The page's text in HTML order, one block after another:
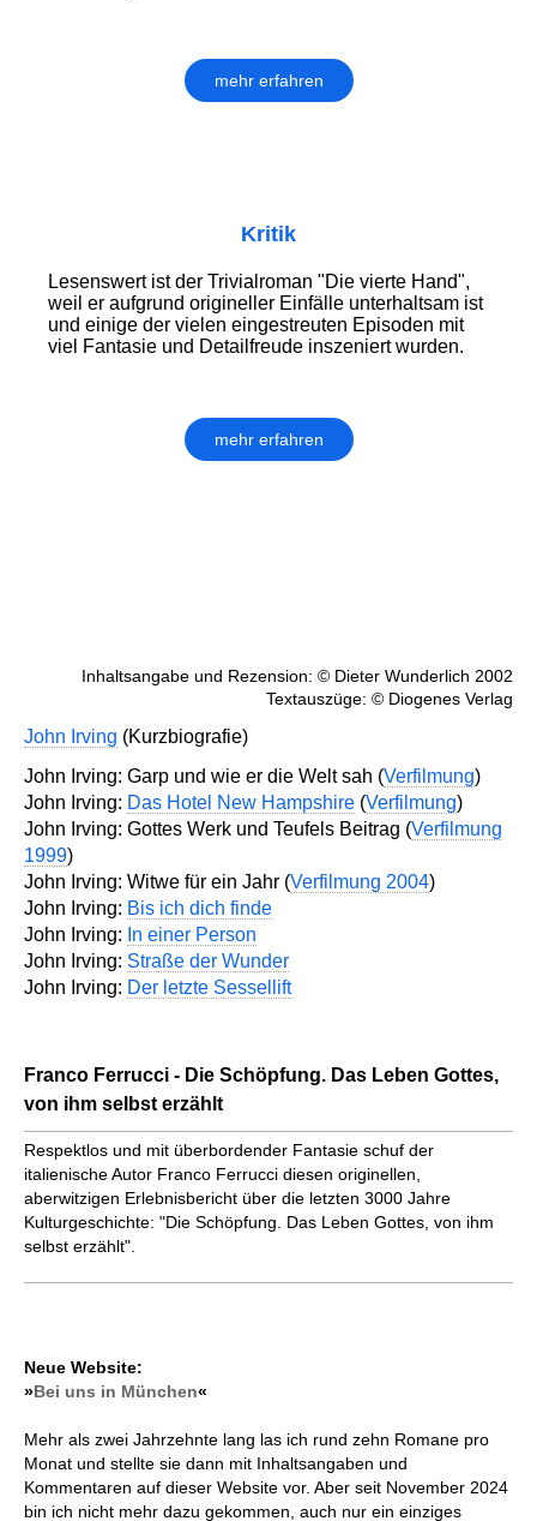
mehr erfahren
Kritik
Lesenswert ist der Trivialroman "Die vierte Hand",
weil er aufgrund origineller Einfälle unterhaltsam ist
und einige der vielen eingestreuten Episoden mit
viel Fantasie und Detailfreude inszeniert wurden.
mehr erfahren
Inhaltsangabe und Rezension: © Dieter Wunderlich 2002
Textauszüge: © Diogenes Verlag
John Irving (Kurzbiografie)
John Irving: Garp und wie er die Welt sah (Verfilmung)
John Irving: Das Hotel New Hampshire (Verfilmung)
John Irving: Gottes Werk und Teufels Beitrag (Verfilmung
1999)
John Irving: Witwe für ein Jahr (Verfilmung 2004)
John Irving: Bis ich dich finde
John Irving: In einer Person
John Irving: Straße der Wunder
John Irving: Der letzte Sessellift
Franco Ferrucci - Die Schöpfung. Das Leben Gottes,
von ihm selbst erzählt
Respektlos und mit überbordender Fantasie schuf der
italienische Autor Franco Ferrucci diesen originellen,
aberwitzigen Erlebnisbericht über die letzten 3000 Jahre
Kulturgeschichte: "Die Schöpfung. Das Leben Gottes, von ihm
selbst erzählt".
Neue Website:
»Bei uns in München«
Mehr als zwei Jahrzehnte lang las ich rund zehn Romane pro
Monat und stellte sie dann mit Inhaltsangaben und
Kommentaren auf dieser Website vor. Aber seit November 2024
bin ich nicht mehr dazu gekommen, auch nur ein einziges